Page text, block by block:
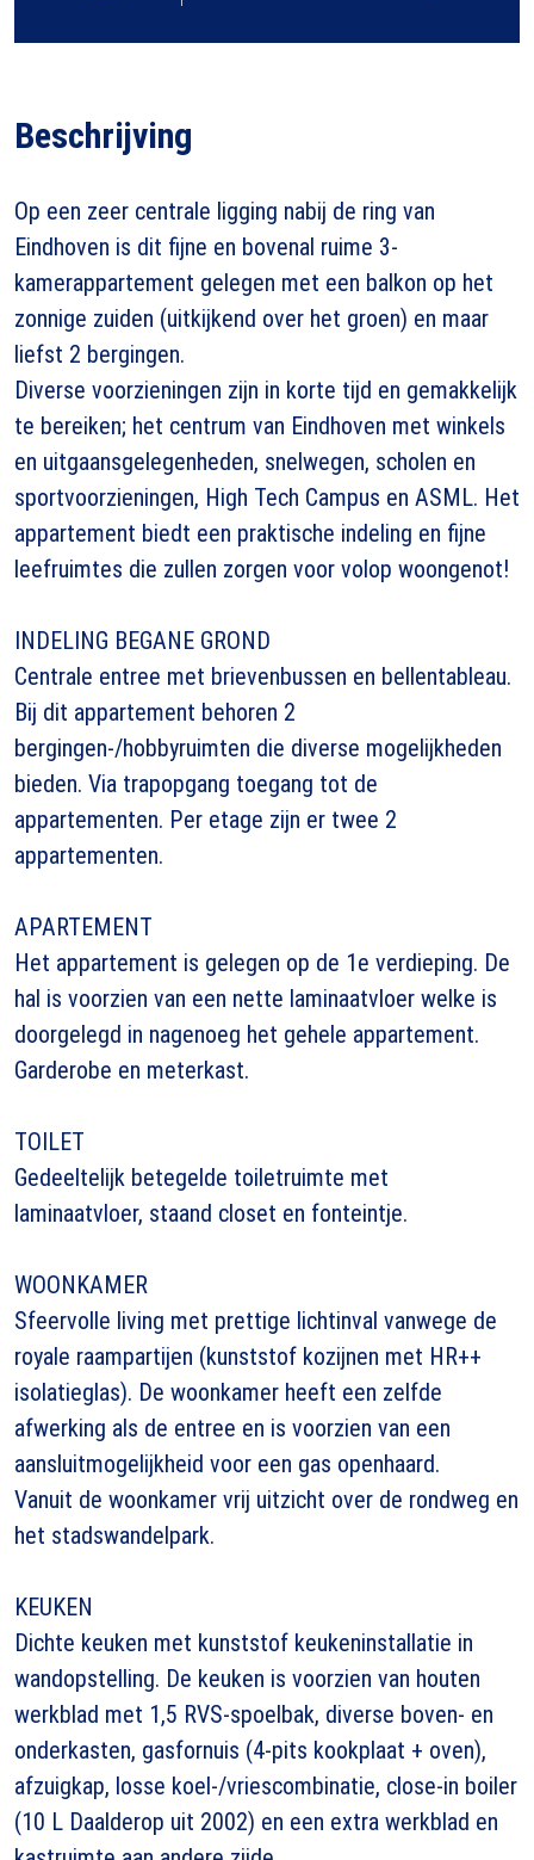
Beschrijving
Op een zeer centrale ligging nabij de ring van
Eindhoven is dit fijne en bovenal ruime 3-
kamerappartement gelegen met een balkon op het
zonnige zuiden (uitkijkend over het groen) en maar
liefst 2 bergingen.
Diverse voorzieningen zijn in korte tijd en gemakkelijk
te bereiken; het centrum van Eindhoven met winkels
en uitgaansgelegenheden, snelwegen, scholen en
sportvoorzieningen, High Tech Campus en ASML. Het
appartement biedt een praktische indeling en fijne
leefruimtes die zullen zorgen voor volop woongenot!
INDELING BEGANE GROND
Centrale entree met brievenbussen en bellentableau.
Bij dit appartement behoren 2
bergingen-/hobbyruimten die diverse mogelijkheden
bieden. Via trapopgang toegang tot de
appartementen. Per etage zijn er twee 2
appartementen.
APARTEMENT
Het appartement is gelegen op de 1e verdieping. De
hal is voorzien van een nette laminaatvloer welke is
doorgelegd in nagenoeg het gehele appartement.
Garderobe en meterkast.
TOILET
Gedeeltelijk betegelde toiletruimte met
laminaatvloer, staand closet en fonteintje.
WOONKAMER
Sfeervolle living met prettige lichtinval vanwege de
royale raampartijen (kunststof kozijnen met HR++
isolatieglas). De woonkamer heeft een zelfde
afwerking als de entree en is voorzien van een
aansluitmogelijkheid voor een gas openhaard.
Vanuit de woonkamer vrij uitzicht over de rondweg en
het stadswandelpark.
KEUKEN
Dichte keuken met kunststof keukeninstallatie in
wandopstelling. De keuken is voorzien van houten
werkblad met 1,5 RVS-spoelbak, diverse boven- en
onderkasten, gasfornuis (4-pits kookplaat + oven),
afzuigkap, losse koel-/vriescombinatie, close-in boiler
(10 L Daalderop uit 2002) en een extra werkblad en